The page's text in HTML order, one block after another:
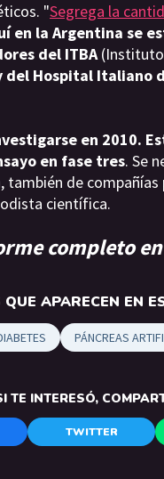
"Segrega la
en la Argentina se
del ITBA(Instituto
del Hospital Italiano
en 2010.
en fase tres. Se
también de compañías
científica.
completo
APARECEN EN
PÁNCREAS
TE INTERESÓ,
TWITTER